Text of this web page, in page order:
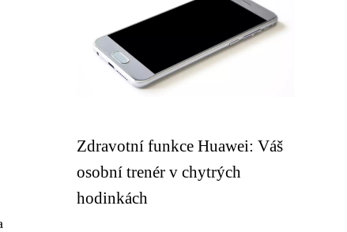
Zdravotní funkce Huawei: Váš
osobní trenér v chytrých
hodinkách